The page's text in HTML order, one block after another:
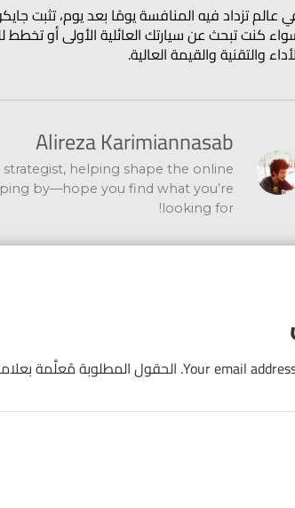
عالم تزداد فيه المنافسة يومًا بعد يوم، تثبت
والتقنية والقيمة العالية.
Alireza Karimiannasab
helping shape the online
by—hope you find what you’re
looking for!
Your email الحقول المطلوبة مُعلَّمة